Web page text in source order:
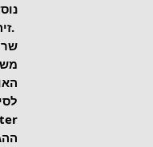
זיהום אוויר בסביבה העירונית.